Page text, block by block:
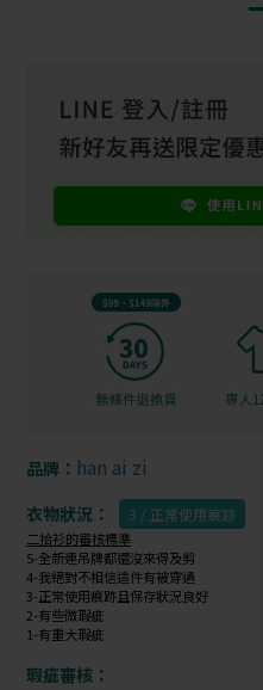
品牌： han ai zi
衣物狀況： 3 / 正常使用痕跡
二拾衫的審核標準
5-全新連吊牌都還沒來得及剪
4-我絕對不相信這件有被穿過
3-正常使用痕跡且保存狀況良好
2-有些微瑕疵
1-有重大瑕疵
瑕疵審核：